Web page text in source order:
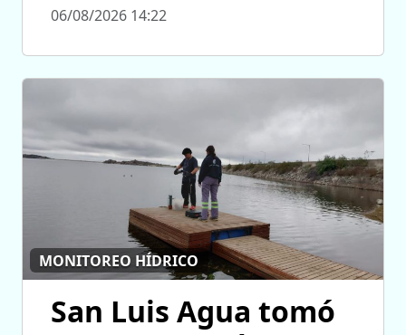
06/08/2026 14:22
MONITOREO HÍDRICO
San Luis Agua tomó